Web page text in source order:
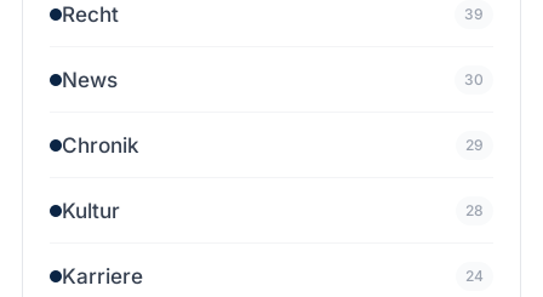
Recht 39
News 30
Chronik 29
Kultur 28
Karriere 24